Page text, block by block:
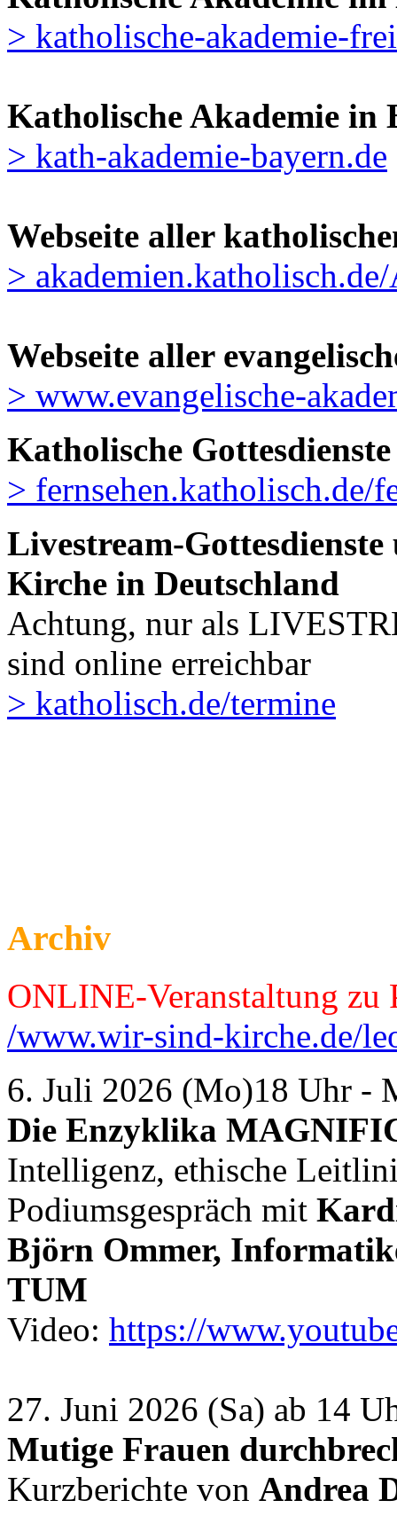
> katholische-akademie-
Katholische Akademie in
> kath-akademie-bayern.de
Webseite aller
>
Webseite aller
> www.evangelische-
Katholische
> fernsehen.katholisch.de/
Livestream-
Kirche in Deutschland
Achtung, nur als
sind online erreichbar
> katholisch.de/termine
Archiv
ONLINE-Veranstaltung zu
/www.wir-sind-kirche.de/
6. Juli 2026 (Mo)18 Uhr -
Die Enzyklika
Intelligenz, ethische
Podiumsgespräch mit
Björn Ommer,
TUM
Video: https://
27. Juni 2026 (Sa) ab 14
Mutige Frauen
​Kurzberichte von Andrea